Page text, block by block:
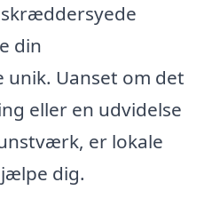
din
Uanset om det
eller en udvidelse
er lokale
dig.